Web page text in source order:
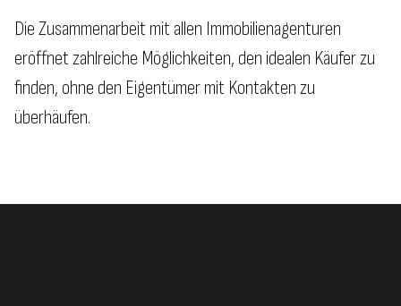
Die Zusammenarbeit mit allen Immobilienagenturen
eröffnet zahlreiche Möglichkeiten, den idealen Käufer zu
finden, ohne den Eigentümer mit Kontakten zu
überhäufen.